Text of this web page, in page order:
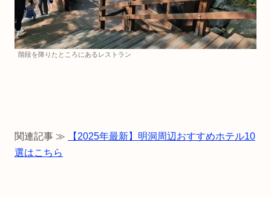
階段を降りたところにあるレストラン
関連記事 ≫
【2025年最新】明洞周辺おすすめホテル10
選はこちら